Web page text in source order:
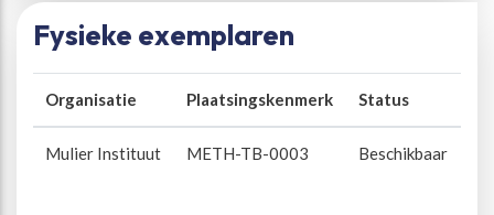
Fysieke exemplaren
Organisatie Plaatsingskenmerk Status
Mulier Instituut METH-TB-0003 Beschikbaar